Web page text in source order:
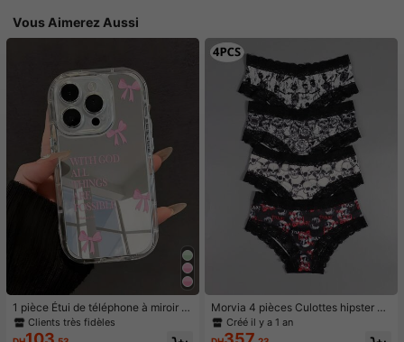
Vous Aimerez Aussi
1 pièce Étui de téléphone à miroir ro
se minimaliste, style fille avec motif
nœud papillon, slogan religieux. Étu
Clients très fidèles
Morvia 4 pièces Culottes hipster en
dentelle contrastée gothique, Culot
tes intimes imprimées crâne & squel
Créé il y a 1 an